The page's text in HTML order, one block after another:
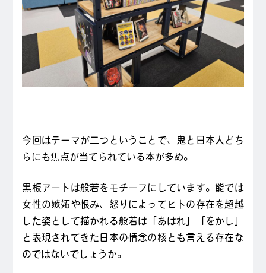
今回はテーマが二つということで、鬼と日本人どち
らにも焦点が当てられている本が多め。
黒板アートは般若をモチーフにしています。能では
女性の嫉妬や恨み、怒りによってヒトの存在を超越
した姿として描かれる般若は「あはれ」「をかし」
と表現されてきた日本の情念の核とも言える存在な
のではないでしょうか。